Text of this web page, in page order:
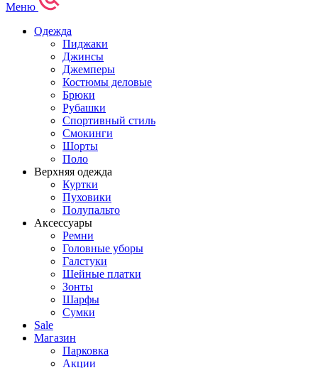
Меню
Одежда
Пиджаки
Джинсы
Джемперы
Костюмы деловые
Брюки
Рубашки
Спортивный стиль
Смокинги
Шорты
Поло
Верхняя одежда
Куртки
Пуховики
Полупальто
Аксессуары
Ремни
Головные уборы
Галстуки
Шейные платки
Зонты
Шарфы
Сумки
Sale
Магазин
Парковка
Акции